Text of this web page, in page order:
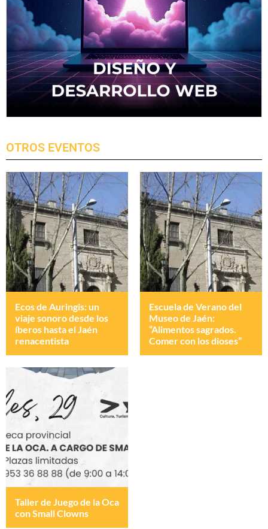
OTROS EVENTOS
Ecos de Auringis: un
viaje sonoro desde los
íberos hasta el Jaén
renacentista
Escuela de Verano del
Museo de Jaén:
“Alimentos sagrados.
Comer con los dioses”
Taller de Juego de la Oca
con Small Clowns